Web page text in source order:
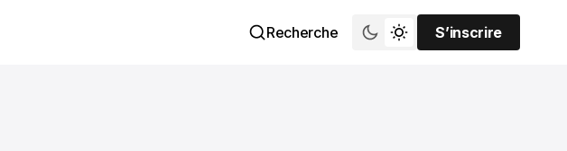
Recherche
S’inscrire
S’inscrire